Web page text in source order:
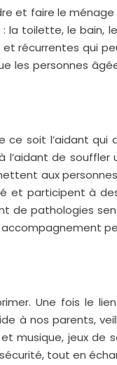
et faire le ménage
toilette, le bain,
récurrentes qui
les personnes
soit l’aidant qui
l’aidant de
aux
et participent à
de pathologies
accompagnement
Une fois le
à nos parents,
musique, jeux de
tout en